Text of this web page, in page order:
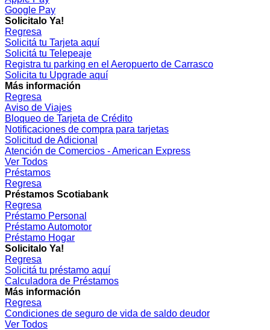
Google Pay
Solicitalo Ya!
Regresa
Solicitá tu Tarjeta aquí
Solicitá tu Telepeaje
Registra tu parking en el Aeropuerto de Carrasco
Solicita tu Upgrade aquí
Más información
Regresa
Aviso de Viajes
Bloqueo de Tarjeta de Crédito
Notificaciones de compra para tarjetas
Solicitud de Adicional
Atención de Comercios - American Express
Ver Todos
Préstamos
Regresa
Préstamos Scotiabank
Regresa
Préstamo Personal
Préstamo Automotor
Préstamo Hogar
Solicitalo Ya!
Regresa
Solicitá tu préstamo aquí
Calculadora de Préstamos
Más información
Regresa
Condiciones de seguro de vida de saldo deudor
Ver Todos